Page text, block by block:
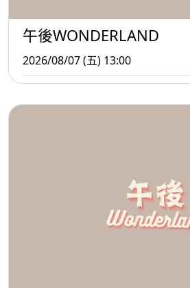
午後WONDERLAND
2026/08/07 (五) 13:00